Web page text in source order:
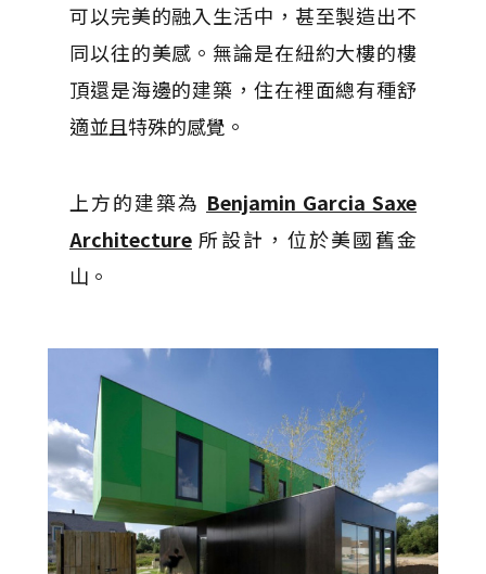
可以完美的融入生活中，甚至製造出不
同以往的美感。無論是在紐約大樓的樓
頂還是海邊的建築，住在裡面總有種舒
適並且特殊的感覺。
上方的建築為 Benjamin Garcia Saxe
Architecture 所設計，位於美國舊金
山。